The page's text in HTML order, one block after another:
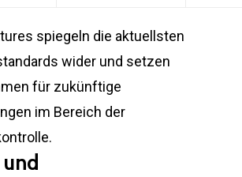
spiegeln die aktuellsten
wider und setzen
für zukünftige
im Bereich der